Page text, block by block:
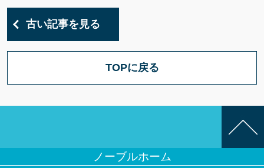
古い記事を見る
TOPに戻る
ノーブルホーム